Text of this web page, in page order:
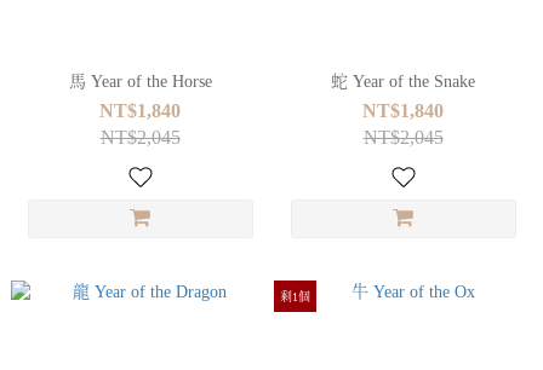
馬 Year of the Horse
NT$1,840
NT$2,045
蛇 Year of the Snake
NT$1,840
NT$2,045
剩1個